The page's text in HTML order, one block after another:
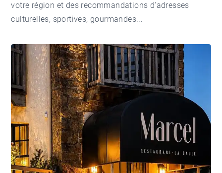
votre région et des recommandations d'adresses
culturelles, sportives, gourmandes...